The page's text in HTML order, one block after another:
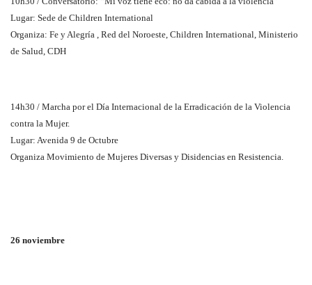
Lugar: Sede de Children International
Organiza: Fe y Alegría , Red del Noroeste, Children International, Ministerio
de Salud, CDH
14h30 / Marcha por el Día Internacional de la Erradicación de la Violencia
contra la Mujer.
Lugar: Avenida 9 de Octubre
Organiza Movimiento de Mujeres Diversas y Disidencias en Resistencia.
26 noviembre